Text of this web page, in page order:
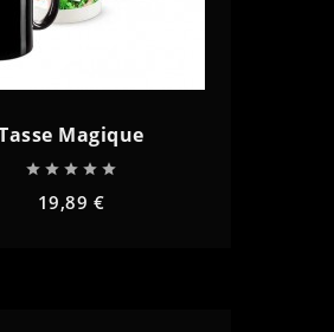
Magique
    
19,89 €